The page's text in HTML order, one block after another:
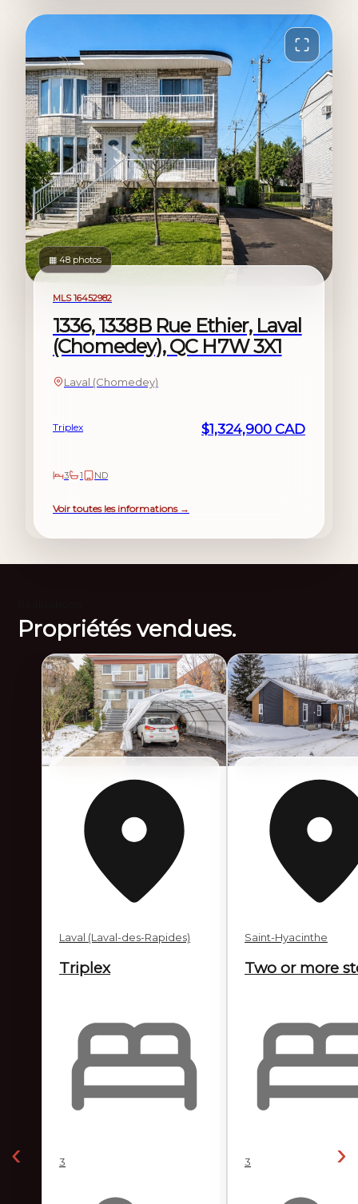
For sale
▦ 48 photos
MLS 16452982
1336, 1338B Rue Ethier, Laval
(Chomedey), QC H7W 3X1
Laval (Chomedey)
Triplex $1,324,900 CAD
3 1 ND
Voir toutes les informations →
Propriétés vendues.
‹
Laval (Laval-des-Rapides)
Triplex
3
Saint-Hyacinthe
Two or more
3 ›